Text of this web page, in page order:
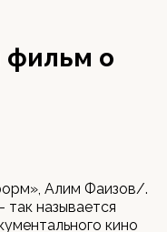
фильм о
Алим Фаизов/.
называется
кино